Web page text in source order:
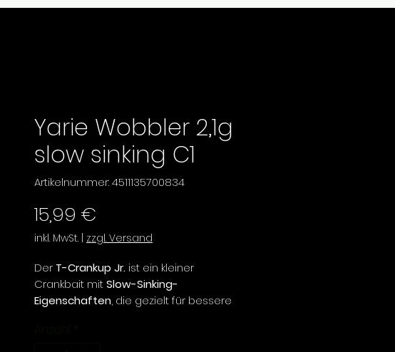
Yarie Wobbler 2,1g
slow sinking C1
Artikelnummer: 4511135700834
15,99 €
inkl. MwSt. zzgl. Versand
Der T-Crankup Jr. ist ein kleiner
Crankbait mitSlow-Sinking-
Eigenschaften, die gezielt für bessere